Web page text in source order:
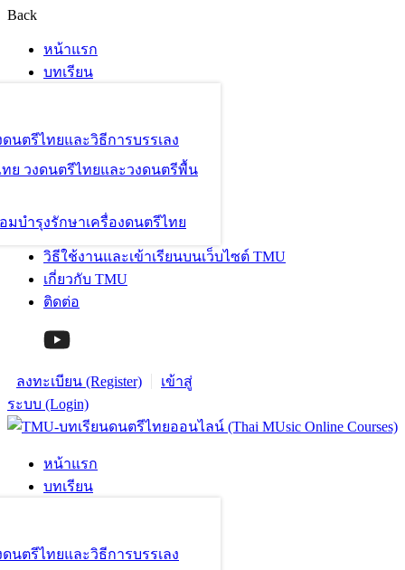
Back
หน้าแรก
บทเรียน
ดนตรีไทยและวิธีการบรรเลง
ทย วงดนตรีไทยและวงดนตรีพื้น
มบำรุงรักษาเครื่องดนตรีไทย
วิธีใช้งานและเข้าเรียนบนเว็บไซต์ TMU
เกี่ยวกับ TMU
ติดต่อ
ลงทะเบียน (Register)
เข้าสู่
ระบบ (Login)
หน้าแรก
บทเรียน
ดนตรีไทยและวิธีการบรรเลง